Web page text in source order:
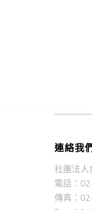
連絡我
社團法人
電話：
傳真：